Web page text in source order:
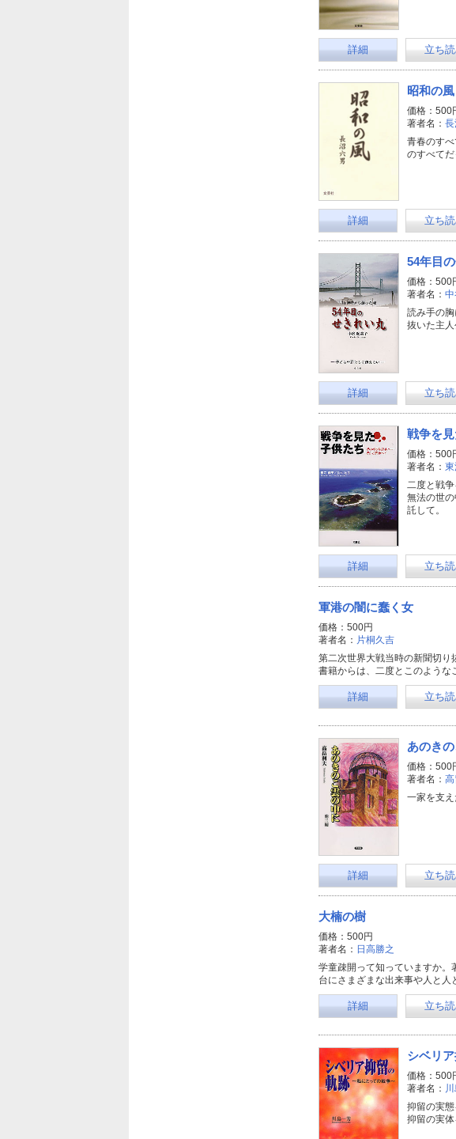
詳細 立ち
昭和の風
価格：500
著者名： 長
青春のす
のすべて
詳細 立ち
54年目
価格：500
著者名：
読み手の
抜いた主
詳細 立ち
戦争を
価格：500
著者名：
二度と戦
無法の世
託して。
詳細 立ち
軍港の闇に蠢く女
価格：500円
著者名： 片桐久吉
第二次世界大戦当時の新聞切り
書籍からは、二度とこのような
詳細 立ち
あのき
価格：500
著者名： 高
一家を支
詳細 立ち
大楠の樹
価格：500円
著者名： 日高勝之
学童疎開って知っていますか。
台にさまざまな出来事や人と人
詳細 立ち
シベリ
価格：500
著者名：
抑留の実
抑留の実